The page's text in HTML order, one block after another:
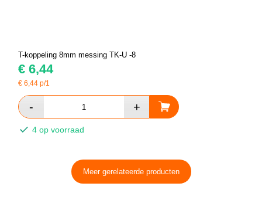
T-koppeling 8mm messing TK-U -8
€ 6,44
€6,44 p/1
4 op voorraad
Meer gerelateerde producten